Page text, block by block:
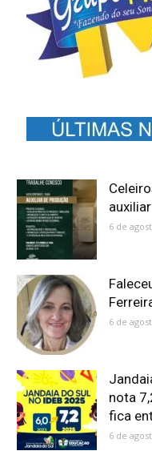
6 de
6 de
nota
fica
6 de